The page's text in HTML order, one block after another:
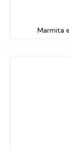
Marmita